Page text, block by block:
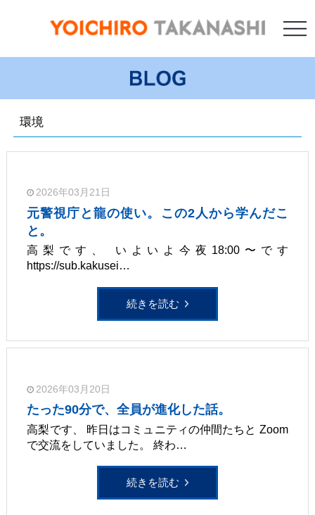
環境
2026年03月21日
元警視庁と龍の使い。この2人から学んだこ
と。
高梨です、 いよいよ今夜18:00〜です
https://sub.kakusei…
続きを読む
2026年03月20日
たった90分で、全員が進化した話。
高梨です、 昨日はコミュニティの仲間たちと Zoom
で交流をしていました。 終わ…
続きを読む